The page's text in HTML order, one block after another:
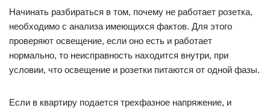
Начинать разбираться в том, почему не работает розетка,
необходимо с анализа имеющихся фактов. Для этого
проверяют освещение, если оно есть и работает
нормально, то неисправность находится внутри, при
условии, что освещение и розетки питаются от одной фазы.
Если в квартиру подается трехфазное напряжение, и